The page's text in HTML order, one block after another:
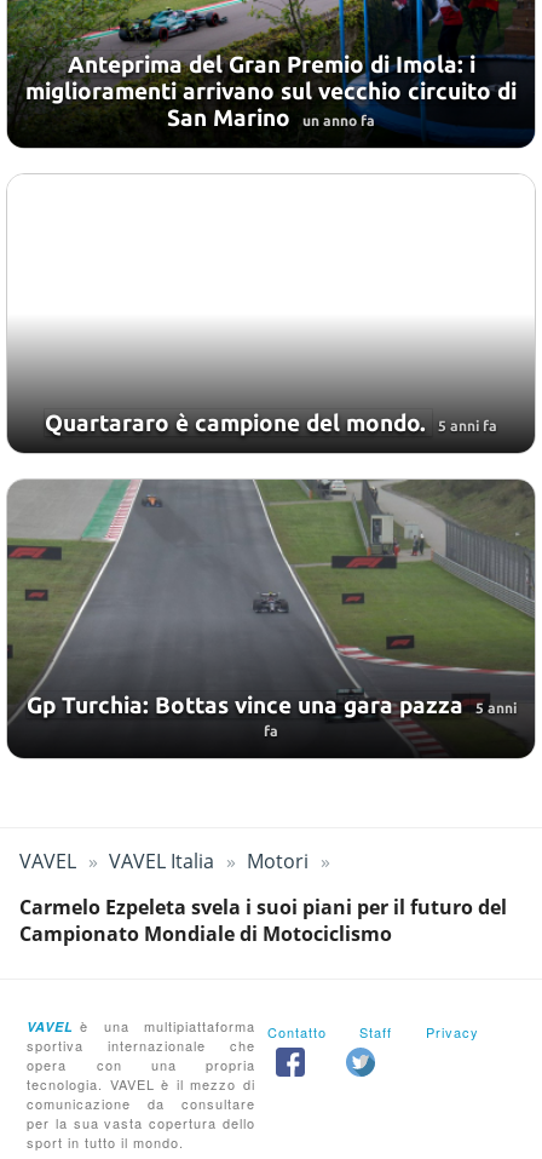
Anteprima del Gran Premio di Imola: i
miglioramenti arrivano sul vecchio circuito di
San Marino
un anno fa
Quartararo è campione del mondo. 5 anni fa
Gp Turchia: Bottas vince una gara pazza 5 anni
fa
VAVEL VAVEL Italia
Motori
Carmelo Ezpeleta svela i suoi piani per il futuro del
Campionato Mondiale di Motociclismo
VAVEL è una multipiattaforma
sportiva internazionale che
opera con una propria
tecnologia. VAVEL è il mezzo di
comunicazione da consultare
per la sua vasta copertura dello
sport in tutto il mondo.
Contatto Staff Privacy